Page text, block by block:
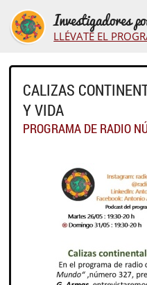
Investigadores
LLÉVATE EL
CALIZAS
Y VIDA
PROGRAMA DE RADIO